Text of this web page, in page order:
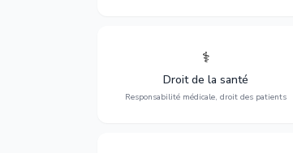
⚕️
Droit de la santé
Responsabilité médicale, droit des patients
Défense de vos droits médicaux : erreurs
médicales, responsabilité des praticiens
et indemnisation.